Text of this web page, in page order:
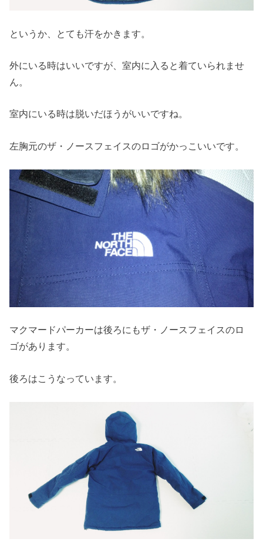
というか、とても汗をかきます。
外にいる時はいいですが、室内に入ると着ていられませ
ん。
室内にいる時は脱いだほうがいいですね。
左胸元のザ・ノースフェイスのロゴがかっこいいです。
マクマードパーカーは後ろにもザ・ノースフェイスのロ
ゴがあります。
後ろはこうなっています。